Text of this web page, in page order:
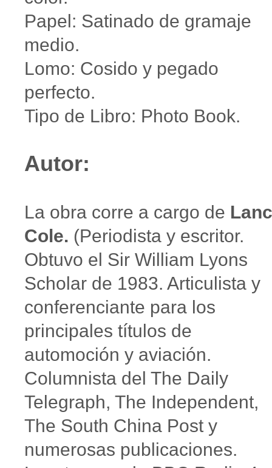
Papel: Satinado de gramaje
medio.
Lomo: Cosido y pegado
perfecto.
Tipo de Libro: Photo Book.
Autor:
La obra corre a cargo de
Cole. (Periodista y escritor.
Obtuvo el Sir William Lyons
Scholar de 1983. Articulista y
conferenciante para los
principales títulos de
automoción y aviación.
Columnista del The Daily
Telegraph, The Independent,
The South China Post y
numerosas publicaciones.